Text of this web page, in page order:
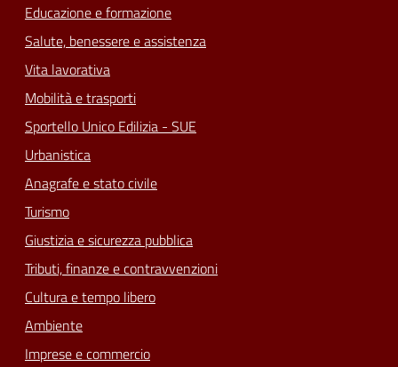
Educazione e formazione
Salute, benessere e assistenza
Vita lavorativa
Mobilità e trasporti
Sportello Unico Edilizia - SUE
Urbanistica
Anagrafe e stato civile
Turismo
Giustizia e sicurezza pubblica
Tributi, finanze e contravvenzioni
Cultura e tempo libero
Ambiente
Imprese e commercio